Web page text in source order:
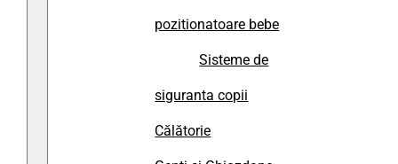
pozitionatoare bebe
Sisteme de
siguranta copii
Călătorie